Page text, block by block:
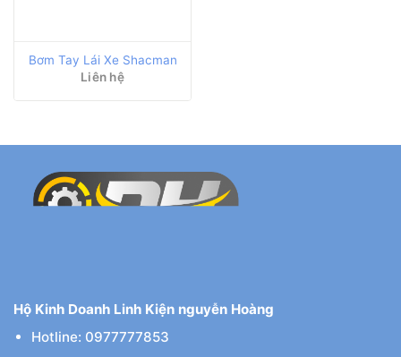
Bơm Tay Lái Xe Shacman
Liên hệ
Hộ Kinh Doanh Linh Kiện nguyễn Hoàng
Hotline: 0977777853